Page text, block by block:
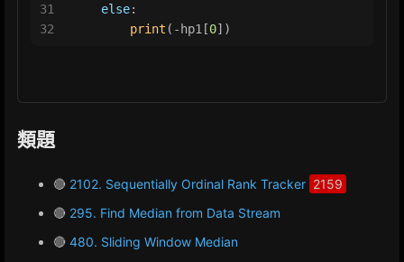
31
32
else:
print (-hp1[0])
類題
🔴 2102. Sequentially Ordinal Rank Tracker 2159
🔴 295. Find Median from Data Stream
🔴 480. Sliding Window Median